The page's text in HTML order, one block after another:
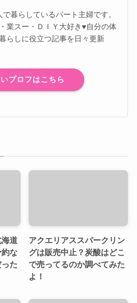
暮らしているパート主婦です。
業スー・ＤＩＹ大好き♥自分の体
らしに役立つ記事を日々更新
プロフはこちら
道
な
た
アクエリアススパークリン
グは販売中止？炭酸はどこ
で売ってるのか調べてみた
よ！